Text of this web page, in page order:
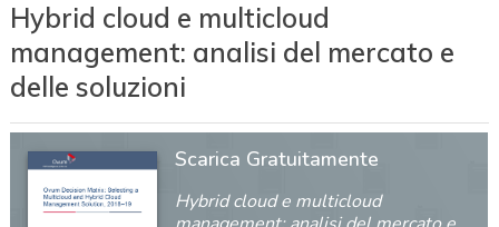
Hybrid cloud e multicloud
management: analisi del mercato e
delle soluzioni
Scarica Gratuitamente
Hybrid cloud e multicloud